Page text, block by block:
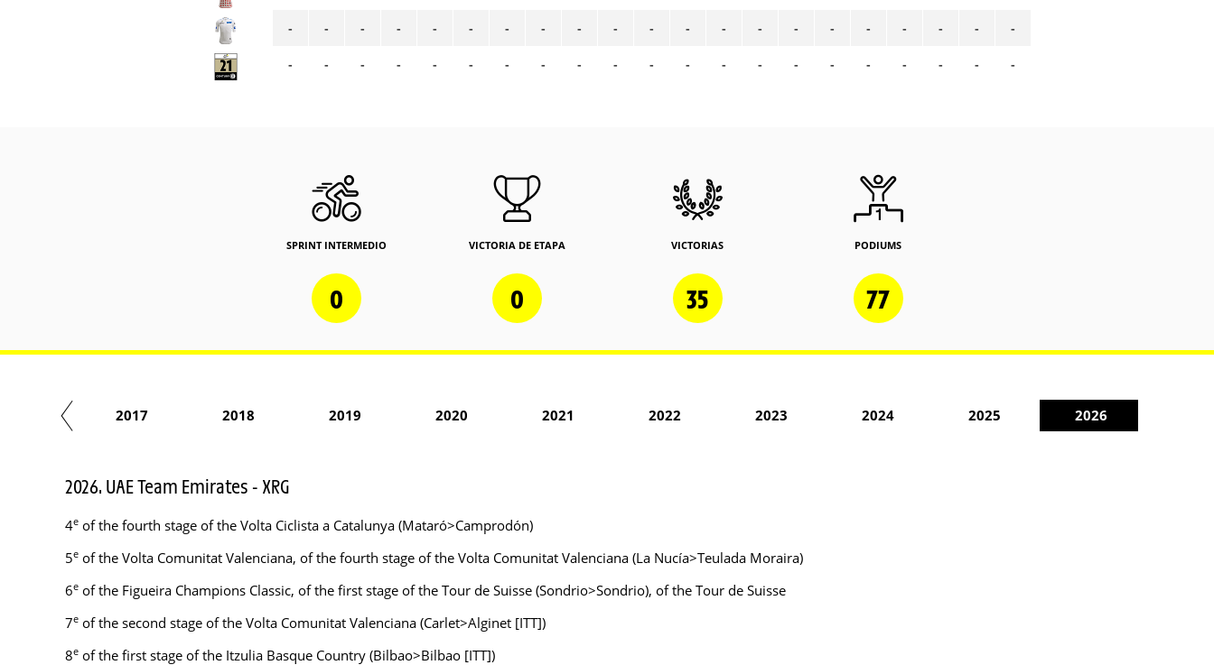
-
-
-
-
-
-
-
-
-
-
-
-
-
-
-
-
-
-
-
-
-
-
-
-
-
-
-
-
-
-
-
-
-
-
-
-
-
-
-
-
-
-
SPRINT INTERMEDIO
0
VICTORIA DE ETAPA
0
VICTORIAS
35
PODIUMS
77
2017 2018 2019 2020 2021 2022 2023 2024 2025 2026
2026. UAE Team Emirates - XRG
4e of the fourth stage of the Volta Ciclista a Catalunya (Mataró>Camprodón)
5e of the Volta Comunitat Valenciana, of the fourth stage of the Volta Comunitat Valenciana (La Nucía>Teulada Moraira)
6e of the Figueira Champions Classic, of the first stage of the Tour de Suisse (Sondrio>Sondrio), of the Tour de Suisse
7e of the second stage of the Volta Comunitat Valenciana (Carlet>Alginet [ITT])
8e of the first stage of the Itzulia Basque Country (Bilbao>Bilbao [ITT])